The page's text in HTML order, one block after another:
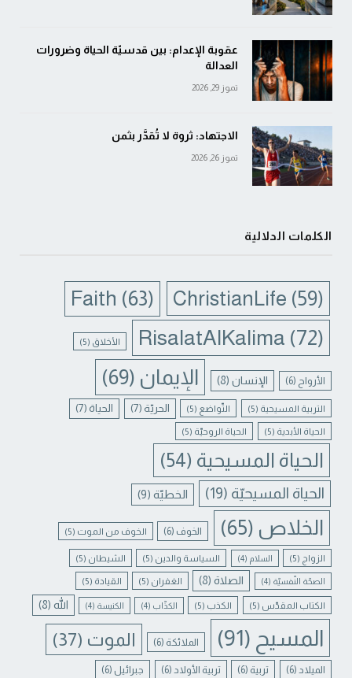
عقوبة الإعدام: بين قدسيّة الحياة وضرورات
العدالة
تموز 29, 2026
الاجتهاد: ثروة لا تُقدَّر بثمن
تموز 26, 2026
الكلمات الدلالية
ChristianLife (59)
Faith (63)
RisalatAlKalima (72) الأخلاق (5)
الأرواح (6) الإنسان(8) الإيمان (69)
التربية المسيحية (5) التّواضع (5) الحريّة (7) الحياة (7)
الحياة الأبدية (5) الحياة الروحيّة (5)
الحياة المسيحية (54)
الحياة المسيحيّة (19) الخطيّة (9)
الخلاص (65) الخوف (6) الخوف من الموت (5)
الزواج (5) السلام (4) السياسة والدين (5) الشيطان (5)
الصحّة النّفسيّة (4) الصلاة(8) الغفران (5) القيادة (5)
الكتاب المقدّس (5) الكذب (5) الكذّاب (4) الكنيسة (4) الله (8)
المسيح (91) الملائكة (6) الموت (37)
الميلاد (6) تربية (6) تربية الأولاد (6) جبرائيل (6)